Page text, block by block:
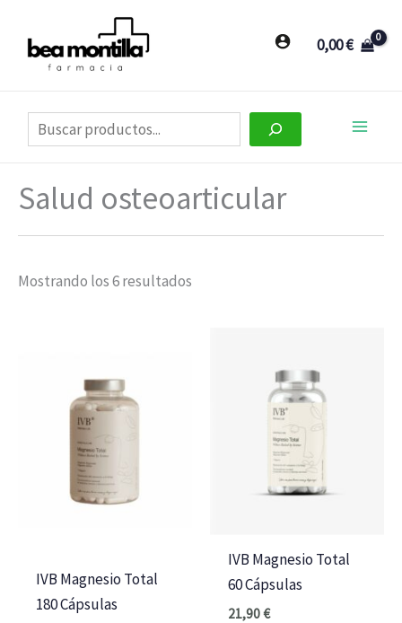
contenido
0,00€
Buscar
Salud osteoarticular
Mostrando los 6 resultados
IVB Magnesio Total
180 Cápsulas
IVB Magnesio Total
60 Cápsulas
21,90€